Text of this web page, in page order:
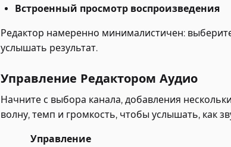
Встроенный просмотр воспроизведения
Редактор намеренно минималистичен:
услышать результат.
Управление Редактором Аудио
Начните с выбора канала, добавления
волну, темп и громкость, чтобы услышать, как
Управление